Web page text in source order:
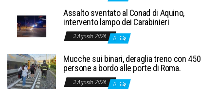
Assalto sventato al Conad di Aquino,
intervento lampo dei Carabinieri
3 Agosto 2026 0
Mucche sui binari, deraglia treno con 450
persone a bordo alle porte di Roma.
3 Agosto 2026 0